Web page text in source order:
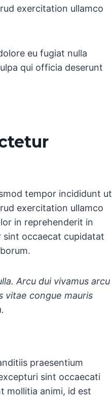
exercitation ullamco
eu fugiat nulla
qui officia deserunt
tempor incididunt ut
exercitation ullamco
in reprehenderit in
sint occaecat cupidatat
Arcu dui vivamus arcu
vitae congue mauris
praesentium
sint occaecati
mollitia animi, id est